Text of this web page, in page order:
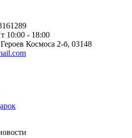
10:00 - 18:00
Космоса 2-б, 03148